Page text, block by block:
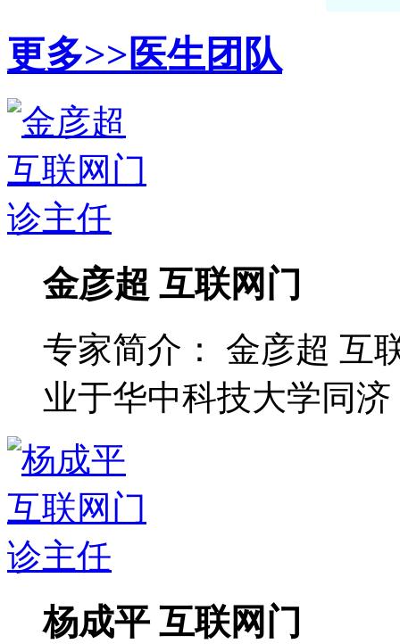
更多>>医生团队
金彦超 互联网门
专家简介： 金彦超 互
业于华中科技大学同济
杨成平 互联网门